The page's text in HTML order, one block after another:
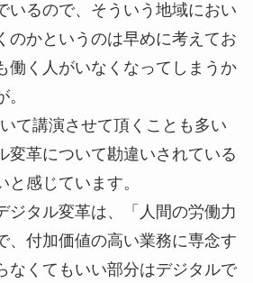
いるので、そういう地域におい
のかというのは早めに考えてお
働く人がいなくなってしまうか
て講演させて頂くことも多い
変革について勘違いされている
感じています。
ジタル変革は、「人間の労働力
、付加価値の高い業務に専念す
なくてもいい部分はデジタルで